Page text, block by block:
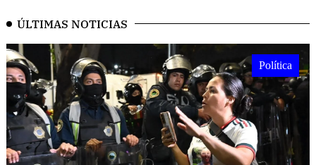
ÚLTIMAS NOTICIAS
Política